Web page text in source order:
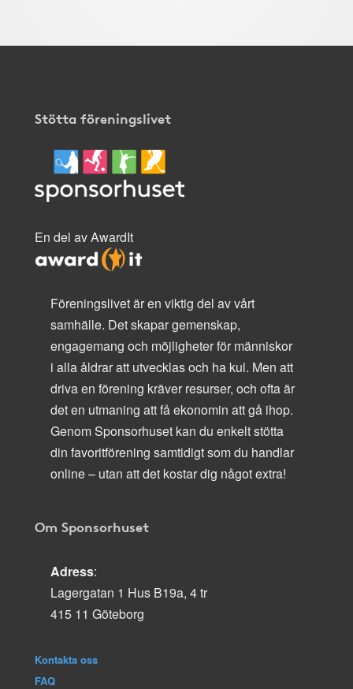
Stötta föreningslivet
En del av AwardIt
Föreningslivet är en viktig del av vårt
samhälle. Det skapar gemenskap,
engagemang och möjligheter för människor
i alla åldrar att utvecklas och ha kul. Men att
driva en förening kräver resurser, och ofta är
det en utmaning att få ekonomin att gå ihop.
Genom Sponsorhuset kan du enkelt stötta
din favoritförening samtidigt som du handlar
online – utan att det kostar dig något extra!
Om Sponsorhuset
Adress:
Lagergatan 1 Hus B19a, 4 tr
415 11 Göteborg
Kontakta oss
FAQ